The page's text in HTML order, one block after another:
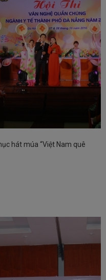
Nam quê